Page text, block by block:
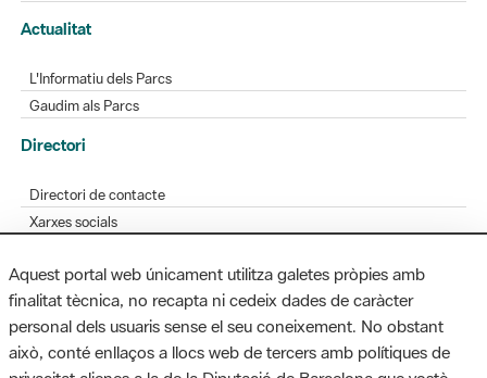
Actualitat
L'Informatiu dels Parcs
Gaudim als Parcs
Directori
Directori de contacte
Xarxes socials
Bústia de suggeriments
Opineu sobre els parcs
Aquest portal web únicament utilitza galetes pròpies amb
finalitat tècnica, no recapta ni cedeix dades de caràcter
personal dels usuaris sense el seu coneixement. No obstant
això, conté enllaços a llocs web de tercers amb polítiques de